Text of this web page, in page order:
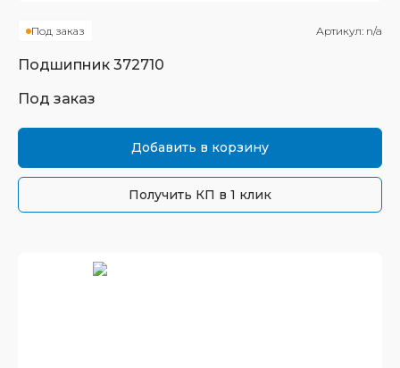
Под заказ Артикул: n/a
Подшипник 372710
Под заказ
Добавить в корзину
Получить КП в 1 клик